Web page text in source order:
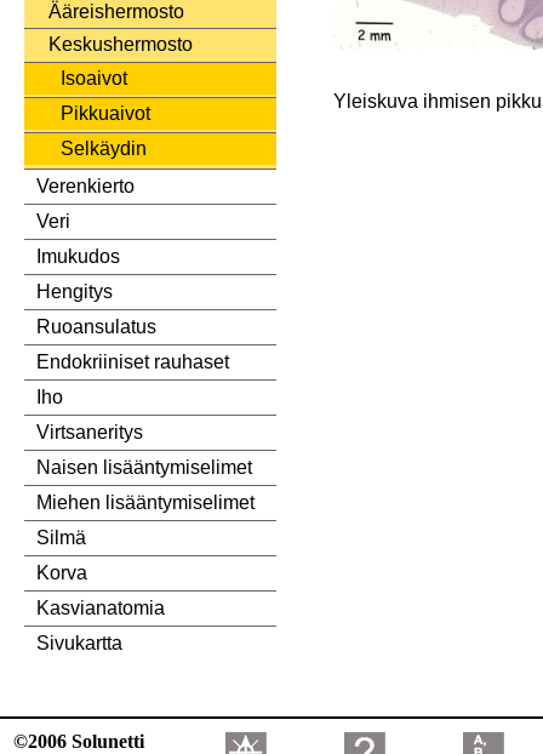
Ääreishermosto
Keskushermosto
Isoaivot
Pikkuaivot
Selkäydin
Verenkierto
Veri
Imukudos
Hengitys
Ruoansulatus
Endokriiniset rauhaset
Iho
Virtsaneritys
Naisen lisääntymiselimet
Miehen lisääntymiselimet
Silmä
Korva
Kasvianatomia
Sivukartta
Yleiskuva ihmisen
©2006 Solunetti